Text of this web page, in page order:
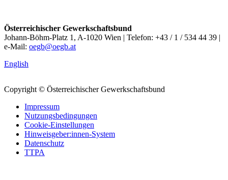
Österreichischer Gewerkschaftsbund
Johann-Böhm-Platz 1, A-1020 Wien | Telefon: +43 / 1 / 534 44 39 |
e-Mail: oegb@oegb.at
English
Copyright © Österreichischer Gewerkschaftsbund
Impressum
Nutzungsbedingungen
Cookie-Einstellungen
Hinweisgeber:innen-System
Datenschutz
TTPA